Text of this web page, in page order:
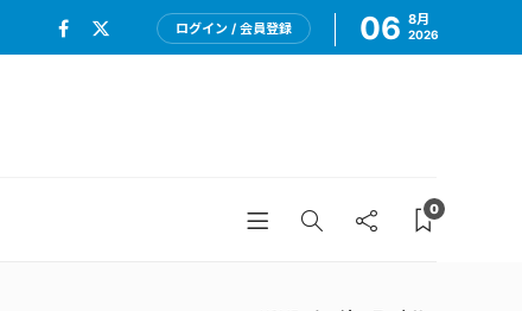
ログイン / 会員登録 06 8月
2026
0